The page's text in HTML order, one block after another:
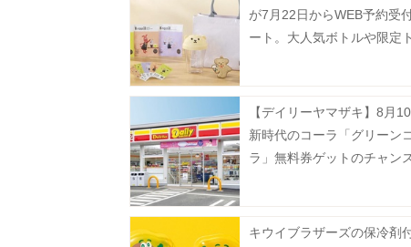
が7月22日からWEB予約受
ート。大人気ボトルや限定
【デイリーヤマザキ】8月
新時代のコーラ「グリーン
ラ」無料券ゲットのチャン
キウイブラザーズの保冷剤